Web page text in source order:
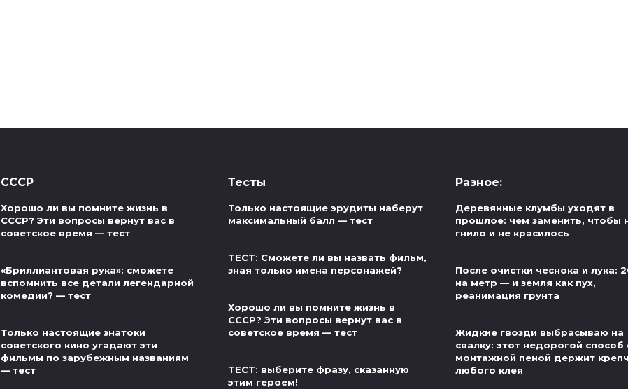
СССР
Хорошо ли вы помните жизнь в
СССР? Эти вопросы вернут вас в
советское время — тест
«Бриллиантовая рука»: сможете
вспомнить все детали легендарной
комедии? — тест
Только настоящие знатоки
советского кино угадают эти
фильмы по зарубежным названиям
— тест
Тесты
Только настоящие эрудиты наберут
максимальный балл — тест
ТЕСТ: Сможете ли вы назвать фильм,
зная только имена персонажей?
Хорошо ли вы помните жизнь в
СССР? Эти вопросы вернут вас в
советское время — тест
ТЕСТ: выберите фразу, сказанную
этим героем!
Разное:
Деревянные клумбы уходят в
прошлое: чем заменить, чтобы
гнило и не красилось
После очистки чеснока и лука:
на метр — и земля как пух,
реанимация грунта
Жидкие гвозди выбрасываю на
свалку: этот недорогой способ
монтажной пеной держит
любого клея